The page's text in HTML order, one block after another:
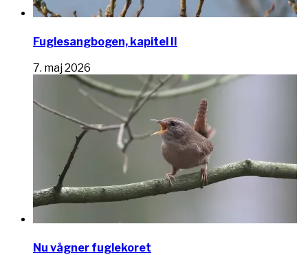
Fuglesangbogen, kapitel II
7. maj 2026
Nu vågner fuglekoret